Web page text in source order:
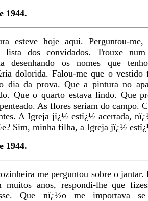
1944.
esteve hoje aqui. Perguntou-me,
lista dos convidados. Trouxe
desenhando os nomes que
dolorida. Falou-me que o vestido
dia da prova. Que a pintura no
Que o quarto estava lindo. Que
As flores seriam do campo.
A Igreja jï¿½ estï¿½ acertada,
Sim, minha filha, a Igreja jï¿½
1944.
me perguntou sobre o
muitos anos, respondi-lhe que
Que nï¿½o me importava se